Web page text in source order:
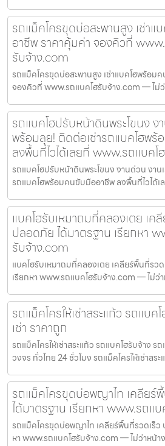
รถแม็คโครขุดบ่อสะพานสูง เช่า
อาชีพ ราคาคุ้มค่า จองคิวที่
รับจ้าง.com
รถแม็คโครขุดบ่อสะพานสูง เช่าแบคโฮพร้อม
จองคิวที่ www.รถแบคโฮรับจ้าง.com — ไม่
รถแบคโฮปรับหน้าดินพระโขนง ง
พร้อมลุย! ติดต่อเช่ารถแบคโฮพ
ลงพื้นที่ไวได้เลยที่ www.รถแบคโ
รถแบคโฮปรับหน้าดินพระโขนง งานด่วน งาน
รถแบคโฮพร้อมคนขับมืออาชีพ ลงพื้นที่ไวได้เ
แบคโฮรับเหมาถมที่คลองเตย เค
ปลอดภัย ได้มาตรฐาน เรียกหา
รับจ้าง.com
แบคโฮรับเหมาถมที่คลองเตย เคลียร์พื้นที่รว
เรียกหา www.รถแบคโฮรับจ้าง.com — ไม่ว่
รถแม็คโครให้เช่าสระแก้ว รถแบค
เช่า ราคาถูก
รถแม็คโครให้เช่าสระแก้ว รถแบคโฮรับจ้าง ร
วงจร ทั่วไทย 24 ชั่วโมง รถแม็คโครให้เช่าสร
รถแม็คโครขุดบ่อพญาไท เคลียร์
ได้มาตรฐาน เรียกหา www.รถแ
รถแม็คโครขุดบ่อพญาไท เคลียร์พื้นที่รวดเร็ว
หา www.รถแบคโฮรับจ้าง.com — ไม่ว่าหน้า